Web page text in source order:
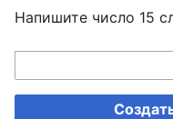
Напишите число 15